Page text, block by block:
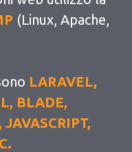
(Linux, Apache,
LARAVEL,
BLADE,